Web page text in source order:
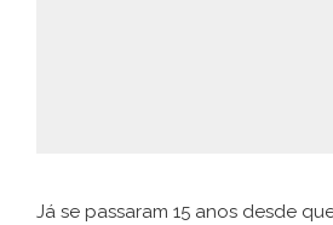
Já se passaram 15 anos desde